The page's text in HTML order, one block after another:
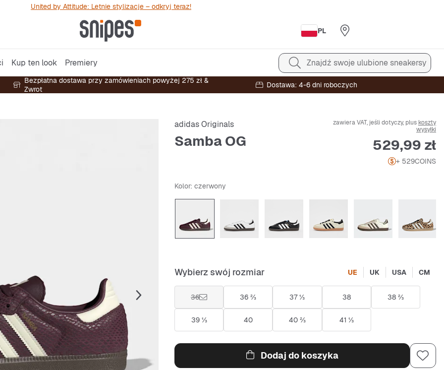
United by Attitude: Letnie stylizacje – odkryj teraz!
PL
Kup ten look Premiery Znajdź swoje ulubione sneakersy
Bezpłatna dostawa przy zamówieniach powyżej 275 zł &
Zwrot
Dostawa: 4-6 dni roboczych
adidas Originals
Samba OG
zawiera VAT, jeśli dotyczy, plus koszty
wysyłki
Cena
529,99 zł
+ 529COINS
Kolor: czerwony
Wybierz swój rozmiar UE UK USA CM
36 36 ⅔ 37 ⅓ 38 38 ⅔
39 ⅓ 40 40 ⅔ 41 ⅓
Dodaj do koszyka